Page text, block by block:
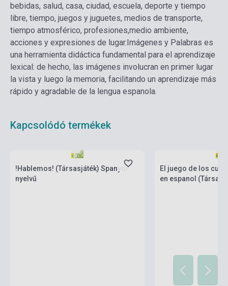
bebidas, salud, casa, ciudad, escuela, deporte y tiempo
libre, tiempo, juegos y juguetes, medios de transporte,
tiempo atmosférico, profesiones,medio ambiente,
acciones y expresiones de lugar.Imágenes y Palabras es
una herramienta didáctica fundamental para el aprendizaje
lexical: de hecho, las imágenes involucran en primer lugar
la vista y luego la memoria, facilitando un aprendizaje más
rápido y agradable de la lengua espanola.
Kapcsolódó termékek
!Hablemos! (Társasjáték) Spanyol
nyelvű
El juego de los
en espanol